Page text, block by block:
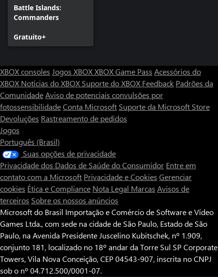
Battle Islands:
Commanders
Gratuito+
XBOX consoles Jogos XBOXXBOX Game Pass Acessórios do
XBOX Notícias do XBOX Suporte do XBOX Feedback Padrões da
ComunidadeAviso de potenciais convulsões por
fotossensibilidadeConta Microsoft Suporte da Microsoft Store
Devoluções Rastreamento de pedidos
Jogos
Português (Brasil)
Suas opções de privacidade
Privacidade dos Dados de Saúde do Consumidor Entre em
contato com a Microsoft Privacidade e Cookies Gerenciar
cookies Ética e Compliance Nota Legal Marcas Avisos de
terceiros Sobre os nossos anúncios
Microsoft do Brasil Importação e Comércio de Software e Vídeo
Games Ltda., com sede na cidade de São Paulo, Estado de São
Paulo, na Avenida Presidente Juscelino Kubitschek, nº 1.909,
conjunto 181, localizado no 18º andar da Torre Sul SP Corporate
Towers, Vila Nova Conceição, CEP 04543-907, inscrita no CNPJ
sob o nº 04.712.500/0001-07.